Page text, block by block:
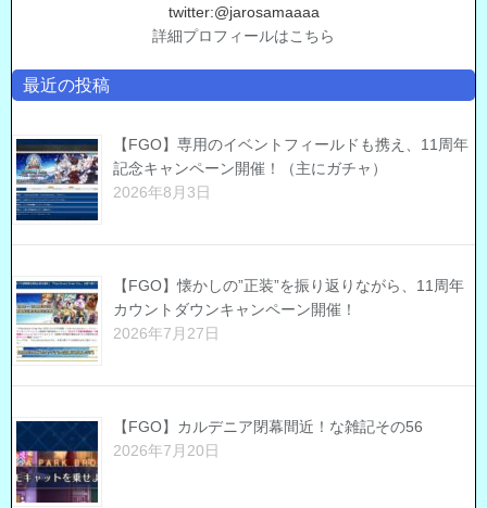
twitter:@jarosamaaaa
詳細プロフィールはこちら
最近の投稿
【FGO】専用のイベントフィールドも携え、11周年
記念キャンペーン開催！（主にガチャ）
2026年8月3日
【FGO】懐かしの”正装”を振り返りながら、11周年
カウントダウンキャンペーン開催！
2026年7月27日
【FGO】カルデニア閉幕間近！な雑記その56
2026年7月20日